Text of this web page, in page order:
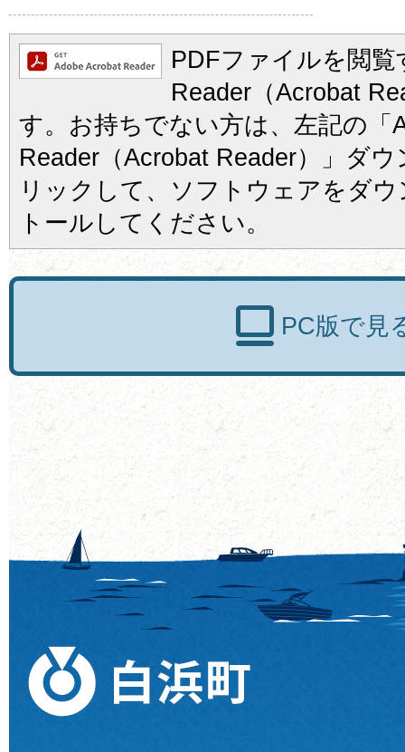
PDFファイルを閲
Reader（Acrobat
す。お持ちでない方は、左記の「
Reader（Acrobat Reader）」ダ
リックして、ソフトウェアをダ
トールしてください。
PC版で見